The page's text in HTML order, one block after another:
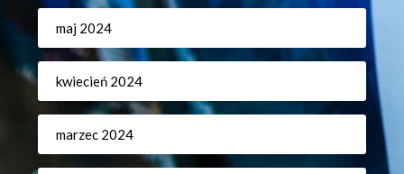
maj 2024
kwiecień 2024
marzec 2024